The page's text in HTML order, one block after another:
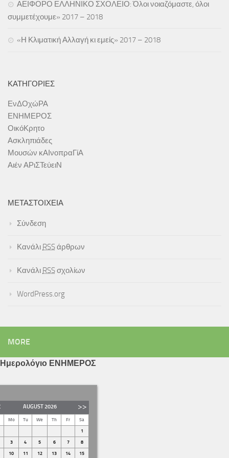
ΑΕΙΦΟΡΟ ΕΛΛΗΝΙΚΟ ΣΧΟΛΕΙΟ: Όλοι νοιαζόμαστε, όλοι
συμμετέχουμε» 2017 – 2018
«Η Κλιματική Αλλαγή κι εμείς» 2017 – 2018
ΚΑΤΗΓΟΡΊΕΣ
ΕνΔΟχώΡΑ
ΕΝΗΜΕΡΟΣ
ΟικόΚρητο
Ασκληπιάδες
Μουσών κΑΙνοπραΓίΑ
Αιέν ΑΡιΣΤεύειΝ
ΜΕΤΑΣΤΟΙΧΕΊΑ
Σύνδεση
Κανάλι RSSάρθρων
Κανάλι RSSσχολίων
WordPress.org
MORE
Ημερολόγιο ΕΝΗΜΕΡΟΣ
AUGUST2026
Mo Tu We Th Fr Sa
1
3 4 5 6 7 8
10 11 12 13 14 15